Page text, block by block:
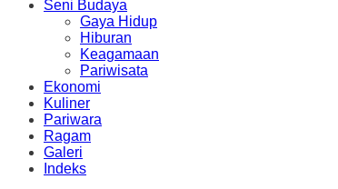
Seni Budaya
Gaya Hidup
Hiburan
Keagamaan
Pariwisata
Ekonomi
Kuliner
Pariwara
Ragam
Galeri
Indeks